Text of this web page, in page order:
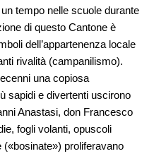
tempo nelle scuole durante
di questo Cantone è
dell’appartenenza locale
rivalità (campanilismo).
una copiosa
sapidi e divertenti uscirono
Anastasi, don Francesco
fogli volanti, opuscoli
proliferavano